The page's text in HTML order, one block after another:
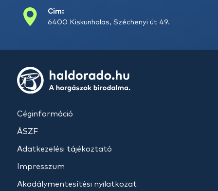
Cím:
6400 Kiskunhalas, Széchenyi út 49.
Céginformáció
ÁSZF
Adatkezelési tájékoztató
Impresszum
Akadálymentesítési nyilatkozat